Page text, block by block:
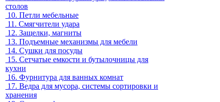
столов
10. Петли мебельные
11. Смягчители удара
12. Защелки, магниты
13. Подъемные механизмы для мебели
14. Сушки для посуды
15. Сетчатые емкости и бутылочницы для
кухни
16. Фурнитура для ванных комнат
17. Ведра для мусора, системы сортировки и
хранения